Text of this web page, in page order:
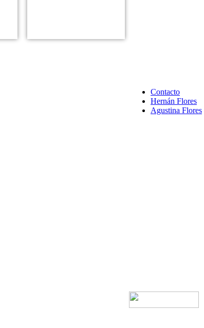
Contacto
Hernán Flores
Agustina Flores